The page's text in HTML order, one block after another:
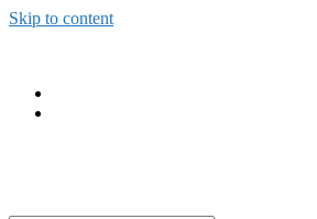
Skip to content